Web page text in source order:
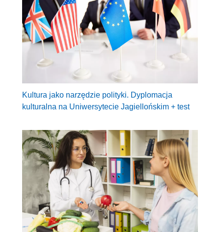
Kultura jako narzędzie polityki. Dyplomacja
kulturalna na Uniwersytecie Jagiellońskim + test